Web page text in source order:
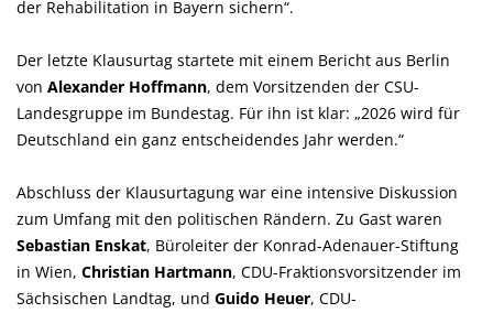
der Rehabilitation in Bayern sichern“.
Der letzte Klausurtag startete mit einem Bericht aus Berlin
von Alexander Hoffmann, dem Vorsitzenden der CSU-
Landesgruppe im Bundestag. Für ihn ist klar: „2026 wird für
Deutschland ein ganz entscheidendes Jahr werden.“
Abschluss der Klausurtagung war eine intensive Diskussion
zum Umfang mit den politischen Rändern. Zu Gast waren
Sebastian Enskat, Büroleiter der Konrad-Adenauer-Stiftung
in Wien, Christian Hartmann, CDU-Fraktionsvorsitzender im
Sächsischen Landtag, und Guido Heuer, CDU-